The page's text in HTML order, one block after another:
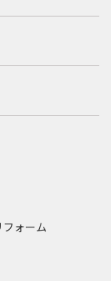
ォーム